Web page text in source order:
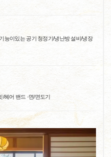
능이있는 공기 청정기/냉난방 설비/냉장
어 밴드 ·면/면도기